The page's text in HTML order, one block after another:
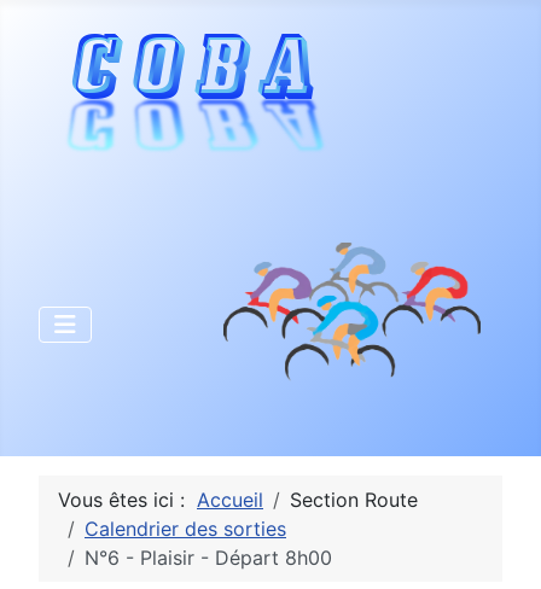
Vous êtes ici : Accueil
Section Route
Calendrier des sorties
N°6 - Plaisir - Départ 8h00